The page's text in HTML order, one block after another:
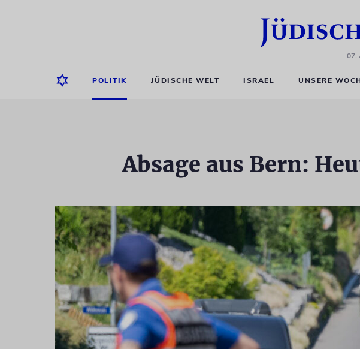
07.
POLITIK JÜDISCHE WELT ISRAEL UNSERE
Absage aus Bern: